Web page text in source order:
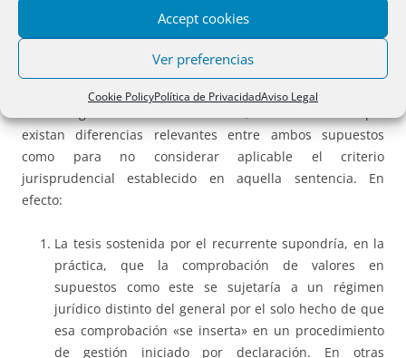
Accept cookies
Ver preferencias
Cookie PolicyPolítica de PrivacidadAviso Legal
necesario – como la normativa aplicable autoriza-
En contra del criterio expresado por el abogado del Estado
existan diferencias relevantes entre ambos supuestos
como para no considerar aplicable el criterio
jurisprudencial establecido en aquella sentencia. En
efecto:
La tesis sostenida por el recurrente supondría, en la
práctica, que la comprobación de valores en
supuestos como este se sujetaría a un régimen
jurídico distinto del general por el solo hecho de que
esa comprobación «se inserta» en un procedimiento
de gestión iniciado por declaración. En otras